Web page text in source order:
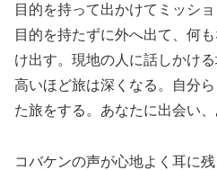
目的を持って出かけてミッシ
目的を持たずに外へ出て、何
け出す。現地の人に話しかけ
高いほど旅は深くなる。自分
た旅をする。あなたに出会い、
コバケンの声が心地よく耳に残